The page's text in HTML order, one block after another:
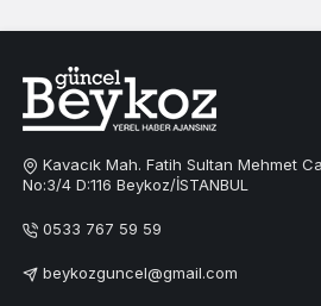
Kavacık Mah. Fatih Sultan Mehmet
No:3/4 D:116 Beykoz/İSTANBUL
0533 767 59 59
beykozguncel@gmail.com